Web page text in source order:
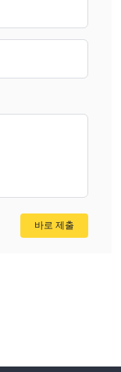
바로 제출